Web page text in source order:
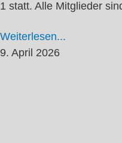
1 statt. Alle Mitglieder
Weiterlesen...
9. April 2026